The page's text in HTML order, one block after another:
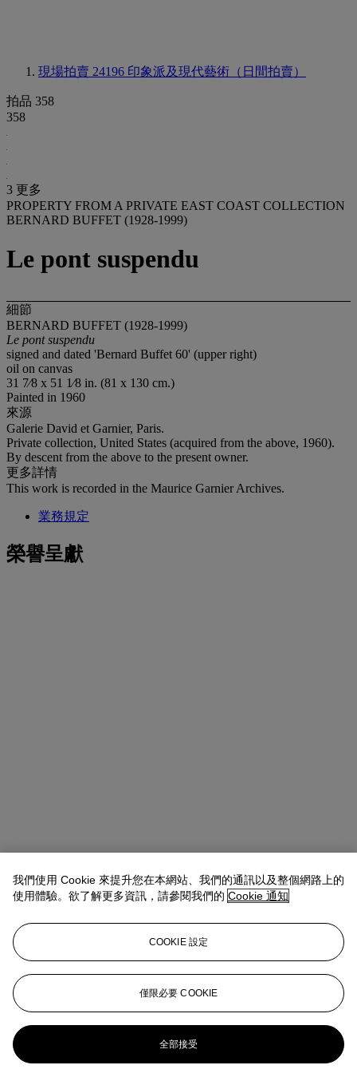
現場拍賣 24196 印象派及現代藝術（日間拍賣）
拍品 358
358
3 更多
PROPERTY FROM A PRIVATE EAST COAST COLLECTION
BERNARD BUFFET (1928-1999)
Le pont suspendu
細節
BERNARD BUFFET (1928-1999)
Le pont suspendu
signed and dated 'Bernard Buffet 60' (upper right)
oil on canvas
31 7⁄8 x 51 1⁄8 in. (81 x 130 cm.)
Painted in 1960
來源
Galerie David et Garnier, Paris.
Private collection, United States (acquired from the above, 1960).
By descent from the above to the present owner.
更多詳情
This work is recorded in the Maurice Garnier Archives.
業務規定
榮譽呈獻
Emmanuelle Loulmet
Specialist, Head of the Impressionist and
Modern Day Sale
eloulmet@christies.com+1 212 636 2226
更多來自印象派及現代藝術（日間拍
賣）
我們使用 Cookie 來提升您在本網站、我們的通訊以及整個網路上的
使用體驗。欲了解更多資訊，請參閱我們的 Cookie 通知
COOKIE 設定
僅限必要 COOKIE
全部接受